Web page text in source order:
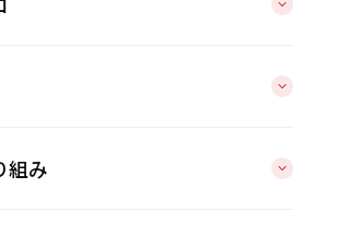
組み